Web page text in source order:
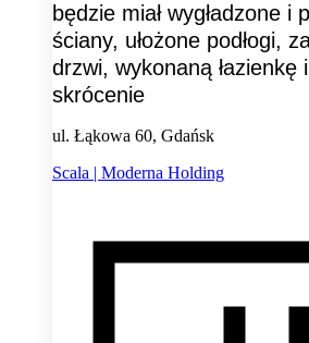
będzie miał wygładzone i
ściany, ułożone podłogi,
drzwi, wykonaną łazienkę
skrócenie
ul. Łąkowa 60, Gdańsk
Scala | Moderna Holding